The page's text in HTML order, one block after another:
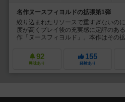
名作ヌースフィヨルドの拡張第1弾
絞り込まれたリソースで重すぎないの
度が高くプレイ後の充実感に定評のあ
作「ヌースフィヨルド」。本作はその
92
興味あり
155
経験あり